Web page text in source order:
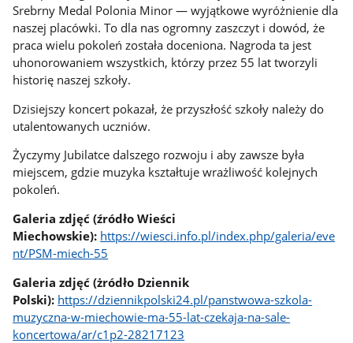
Srebrny Medal Polonia Minor — wyjątkowe wyróżnienie dla
naszej placówki. To dla nas ogromny zaszczyt i dowód, że
praca wielu pokoleń została doceniona. Nagroda ta jest
uhonorowaniem wszystkich, którzy przez 55 lat tworzyli
historię naszej szkoły.
Dzisiejszy koncert pokazał, że przyszłość szkoły należy do
utalentowanych uczniów.
Życzymy Jubilatce dalszego rozwoju i aby zawsze była
miejscem, gdzie muzyka kształtuje wrażliwość kolejnych
pokoleń.
Galeria zdjęć (źródło Wieści
Miechowskie): https://wiesci.info.pl/index.php/galeria/eve
nt/PSM-miech-55
Galeria zdjęć (żródło Dziennik
Polski): https://dziennikpolski24.pl/panstwowa-szkola-
muzyczna-w-miechowie-ma-55-lat-czekaja-na-sale-
koncertowa/ar/c1p2-28217123